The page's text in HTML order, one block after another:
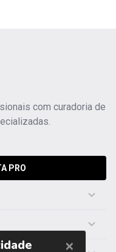
com curadoria de
PRO